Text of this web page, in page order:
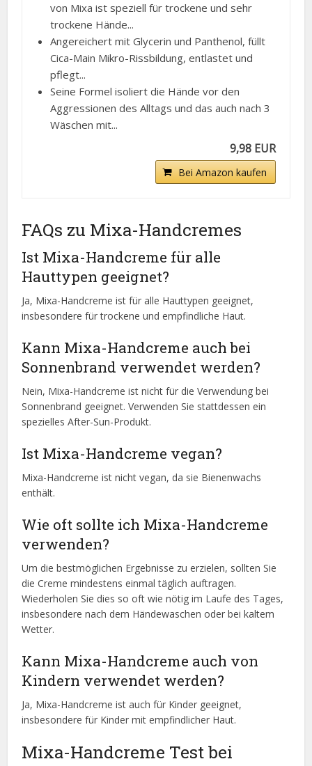
von Mixa ist speziell für trockene und sehr
trockene Hände...
Angereichert mit Glycerin und Panthenol, füllt
Cica-Main Mikro-Rissbildung, entlastet und
pflegt...
Seine Formel isoliert die Hände vor den
Aggressionen des Alltags und das auch nach 3
Wäschen mit...
9,98 EUR
Bei Amazon kaufen
FAQs zu Mixa-Handcremes
Ist Mixa-Handcreme für alle
Hauttypen geeignet?
Ja, Mixa-Handcreme ist für alle Hauttypen geeignet,
insbesondere für trockene und empfindliche Haut.
Kann Mixa-Handcreme auch bei
Sonnenbrand verwendet werden?
Nein, Mixa-Handcreme ist nicht für die Verwendung bei
Sonnenbrand geeignet. Verwenden Sie stattdessen ein
spezielles After-Sun-Produkt.
Ist Mixa-Handcreme vegan?
Mixa-Handcreme ist nicht vegan, da sie Bienenwachs
enthält.
Wie oft sollte ich Mixa-Handcreme
verwenden?
Um die bestmöglichen Ergebnisse zu erzielen, sollten Sie
die Creme mindestens einmal täglich auftragen.
Wiederholen Sie dies so oft wie nötig im Laufe des Tages,
insbesondere nach dem Händewaschen oder bei kaltem
Wetter.
Kann Mixa-Handcreme auch von
Kindern verwendet werden?
Ja, Mixa-Handcreme ist auch für Kinder geeignet,
insbesondere für Kinder mit empfindlicher Haut.
Mixa-Handcreme Test bei